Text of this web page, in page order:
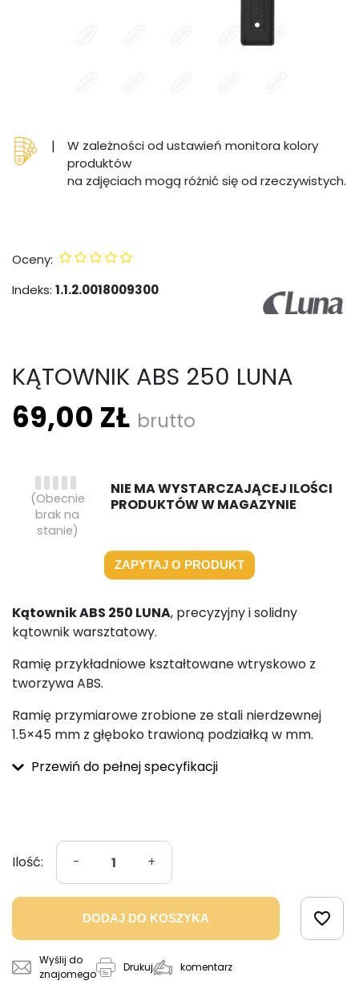
|
W zależności od ustawień monitora kolory
produktów
na zdjęciach mogą różnić się od rzeczywistych.
Oceny:
Indeks: 1.1.2.0018009300
KĄTOWNIK ABS 250 LUNA
69,00 ZŁ brutto
NIE MA WYSTARCZAJĄCEJ ILOŚCI
PRODUKTÓW W MAGAZYNIE
(Obecnie
brak na
stanie)
ZAPYTAJ O PRODUKT
Kątownik ABS 250 LUNA, precyzyjny i solidny
kątownik warsztatowy.
Ramię przykładniowe kształtowane wtryskowo z
tworzywa ABS.
Ramię przymiarowe zrobione ze stali nierdzewnej
1.5×45 mm z głęboko trawioną podziałką w mm.
Przewiń do pełnej specyfikacji
Ilość: - +
DODAJ DO KOSZYKA favorite_border
Wyślij do
znajomego
Drukuj komentarz